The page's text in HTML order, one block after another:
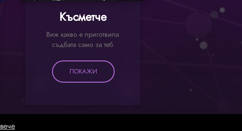
Късметче
Виж какво е приготвила
съдбата само за теб
ПОКАЖИ